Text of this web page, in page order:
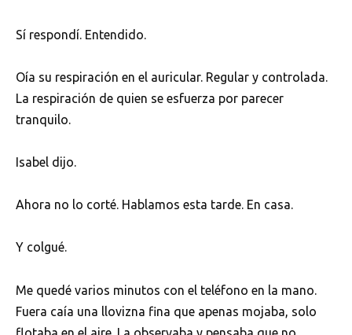
Sí respondí. Entendido.
Oía su respiración en el auricular. Regular y controlada.
La respiración de quien se esfuerza por parecer
tranquilo.
Isabel dijo.
Ahora no lo corté. Hablamos esta tarde. En casa.
Y colgué.
Me quedé varios minutos con el teléfono en la mano.
Fuera caía una llovizna fina que apenas mojaba, solo